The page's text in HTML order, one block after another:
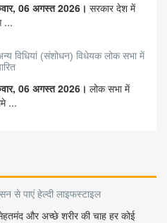
06 अगस्त 2026। सरकार देश में
...
विधियां (संशोधन) विधेयक लोक सभा में
06 अगस्त 2026। लोक सभा में
...
से पाएं हेल्दी लाइफस्टाइल
और अच्छे शरीर की चाह हर कोई